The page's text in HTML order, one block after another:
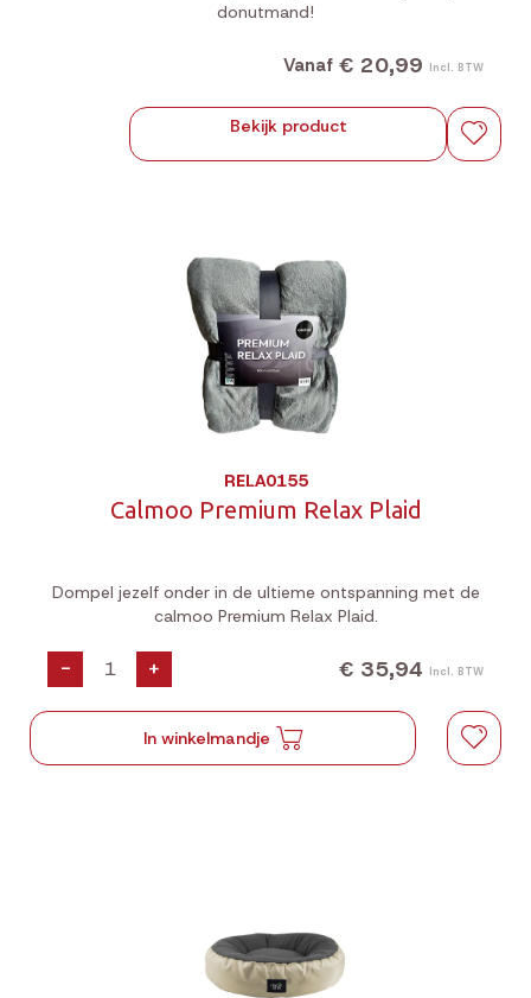
donutmand!
Vanaf € 20,99 Incl. BTW
Bekijk product
RELA0155
Calmoo Premium Relax Plaid
Dompel jezelf onder in de ultieme ontspanning met de
calmoo Premium Relax Plaid.
- + € 35,94 Incl. BTW
In winkelmandje